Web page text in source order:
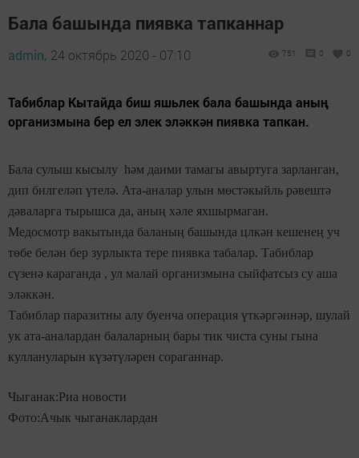
Бала башында пиявка тапканнар
admin, 24 октябрь 2020 - 07:10 751 0 0
Табиблар Кытайда биш яшьлек бала башында аның
организмына бер ел элек эләккән пиявка тапкан.
Бала сулыш кысылу һәм даими тамагы авыртуга зарланган,
дип билгеләп үтелә. Ата-аналар улын мөстәкыйль рәвештә
дәваларга тырышса да, аның хәле яхшырмаган.
Медосмотр вакытында баланың башында цлкән кешенең уч
төбе белән бер зурлыкта тере пиявка табалар. Табиблар
сүзенә караганда , ул малай организмына сыйфатсыз су аша
эләккән.
Табиблар паразитны алу буенча операция үткәргәннәр, шулай
ук ата-аналардан балаларның бары тик чиста суны гына
куллануларын күзәтүләрен сораганнар.
Чыганак:Риа новости
Фото:Ачык чыганаклардан